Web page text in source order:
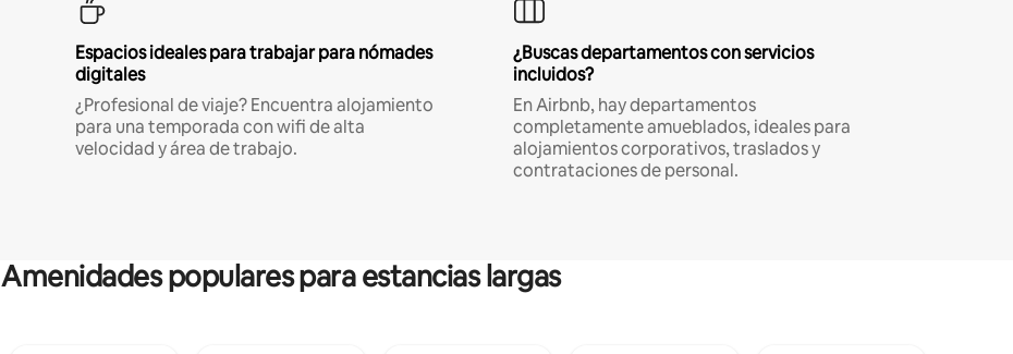
Espacios ideales para trabajar para nómades
digitales
¿Profesional de viaje? Encuentra alojamiento
para una temporada con wifi de alta
velocidad y área de trabajo.
¿Buscas departamentos con servicios
incluidos?
En Airbnb, hay departamentos
completamente amueblados, ideales para
alojamientos corporativos, traslados y
contrataciones de personal.
Amenidades populares para estancias largas